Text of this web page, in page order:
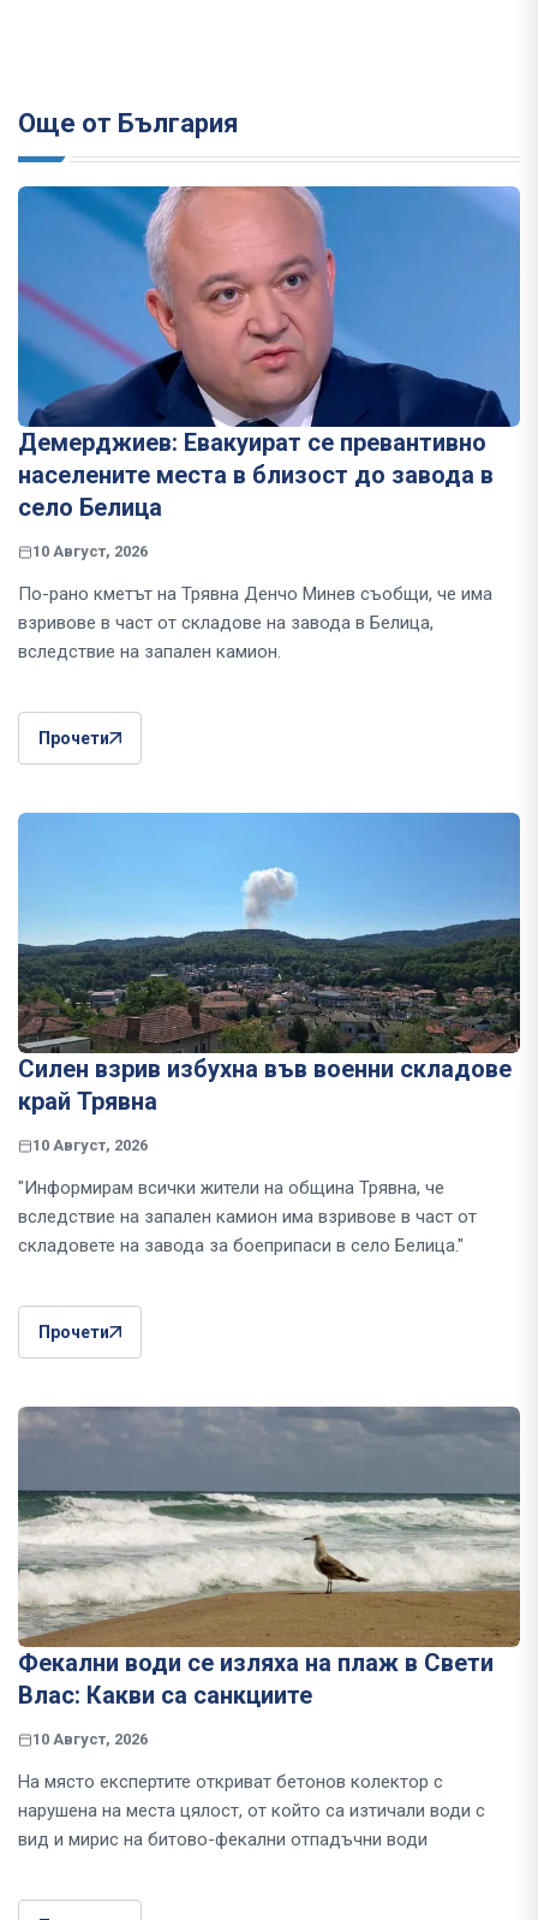
Още от България
Демерджиев: Евакуират се превантивно
населените места в близост до завода в
село Белица
10 Август, 2026
По-рано кметът на Трявна Денчо Минев съобщи, че има
взривове в част от складове на завода в Белица,
вследствие на запален камион.
Прочети
Силен взрив избухна във военни складове
край Трявна
10 Август, 2026
"Информирам всички жители на община Трявна, че
вследствие на запален камион има взривове в част от
складовете на завода за боеприпаси в село Белица."
Прочети
Фекални води се изляха на плаж в Свети
Влас: Какви са санкциите
10 Август, 2026
На място експертите откриват бетонов колектор с
нарушена на места цялост, от който са изтичали води с
вид и мирис на битово-фекални отпадъчни води